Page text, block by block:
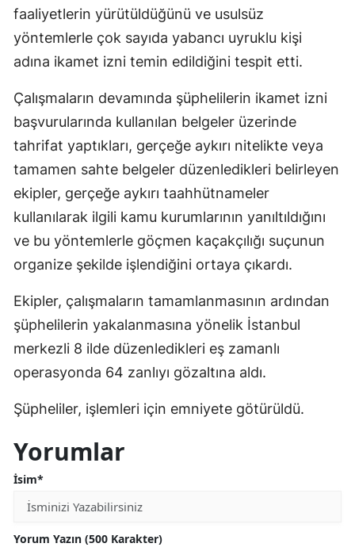
Isparta
Mersin
İzmir
Kars
Kastamonu
Kayseri
Kırklareli
Kırşehir
Kocaeli
Kütahya
Malatya
faaliyetlerin yürütüldüğünü ve usulsüz
yöntemlerle çok sayıda yabancı uyruklu kişi
adına ikamet izni temin edildiğini tespit etti.
Çalışmaların devamında şüphelilerin ikamet izni
başvurularında kullanılan belgeler üzerinde
tahrifat yaptıkları, gerçeğe aykırı nitelikte veya
tamamen sahte belgeler düzenledikleri belirleyen
ekipler, gerçeğe aykırı taahhütnameler
kullanılarak ilgili kamu kurumlarının yanıltıldığını
ve bu yöntemlerle göçmen kaçakçılığı suçunun
organize şekilde işlendiğini ortaya çıkardı.
Ekipler, çalışmaların tamamlanmasının ardından
şüphelilerin yakalanmasına yönelik İstanbul
merkezli 8 ilde düzenledikleri eş zamanlı
operasyonda 64 zanlıyı gözaltına aldı.
Şüpheliler, işlemleri için emniyete götürüldü.
Yorumlar
İsim*
Yorum Yazın (500 Karakter)